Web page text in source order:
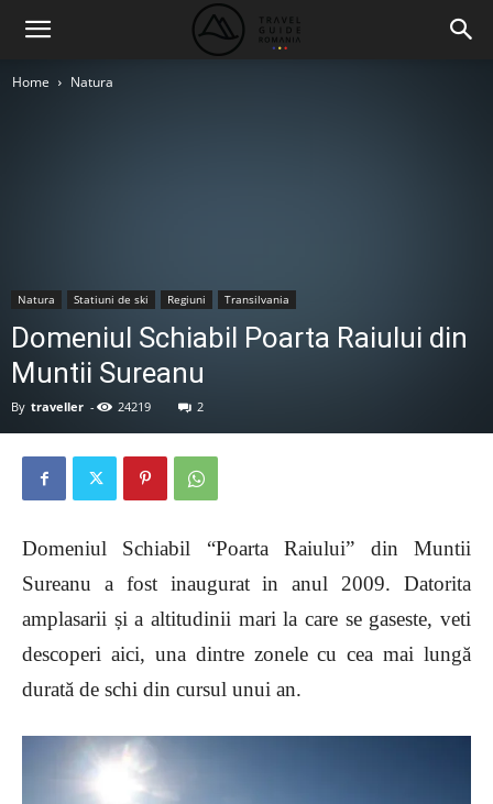
Home Natura
Natura Statiuni de ski Regiuni Transilvania
Domeniul Schiabil Poarta Raiului din
Muntii Sureanu
By traveller - 24219 2
Domeniul Schiabil “Poarta Raiului” din Muntii
Sureanu a fost inaugurat in anul 2009. Datorita
amplasarii și a altitudinii mari la care se gaseste, veti
descoperi aici, una dintre zonele cu cea mai lungă
durată de schi din cursul unui an.